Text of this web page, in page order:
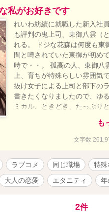
私がお好きです
れいわ紡績に就職した新入社
も評判の鬼上司、東御八雲（
れる。 ドジな花森は何度も東
間と噂されていた東御が初め
時で・・。 孤高の人、東御八
上、育ちが特殊らしい雰囲気
抜け女子による上司と部下の
書きたくなりましたので、ゆ
ミカル、ときどき、たっぷり
恋愛漫画原作賞」優秀作品に
す。R15相当。 表紙画像はも
文字数
ラブコメ 同じ職場 特殊
大人の恋愛 エタニティ 年
2件